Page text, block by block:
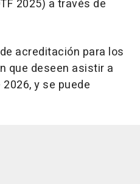
2025) a través de
acreditación para los
que deseen asistir a
y se puede